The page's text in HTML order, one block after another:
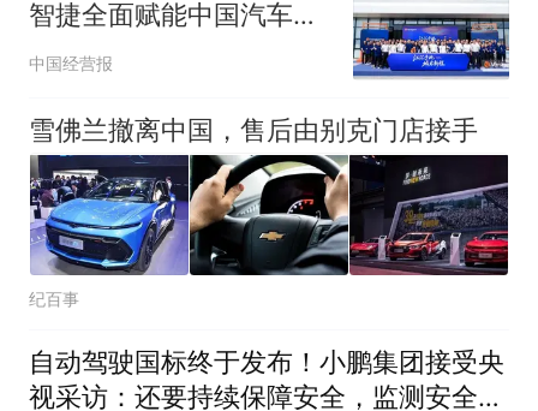
智捷全面赋能中国汽车产
业
中国经营报
雪佛兰撤离中国，售后由别克门店接手
纪百事
自动驾驶国标终于发布！小鹏集团接受央
视采访：还要持续保障安全，监测安全数